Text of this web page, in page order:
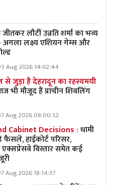
जीतकर लौटीं उन्नति शर्मा का भव्य
अगला लक्ष्य एशियन गेम्स और
Aug 2026 14:02:44
से जुड़ा है देहरादून का रहस्यमयी
भी मौजूद हैं प्राचीन शिवलिंग
Aug 2026 08:00:52
Cabinet Decisions :धामी
हाईकोर्ट परिसर,
विस्तार समेत कई
Aug 2026 18:14:37